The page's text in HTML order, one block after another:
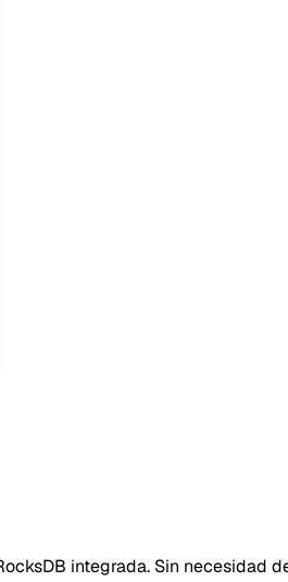
integrada. Sin necesidad